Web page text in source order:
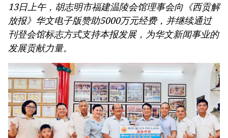
13日上午，胡志明市福建温陵会馆理事会向《西贡解
放报》华文电子版赞助5000万元经费，并继续通过
刊登会馆标志方式支持本报发展，为华文新闻事业的
发展贡献力量。